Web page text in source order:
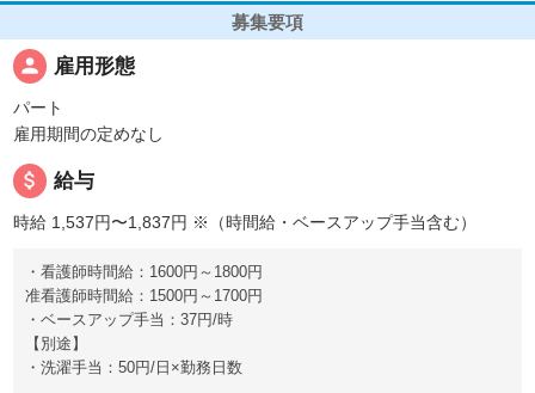
募集要項
person 雇用形態
パート
雇用期間の定めなし
attach_money 給与
時給 1,537円〜1,837円 ※（時間給・ベースアップ手当含む）
・看護師時間給：1600円～1800円
准看護師時間給：1500円～1700円
・ベースアップ手当：37円/時
【別途】
・洗濯手当：50円/日×勤務日数